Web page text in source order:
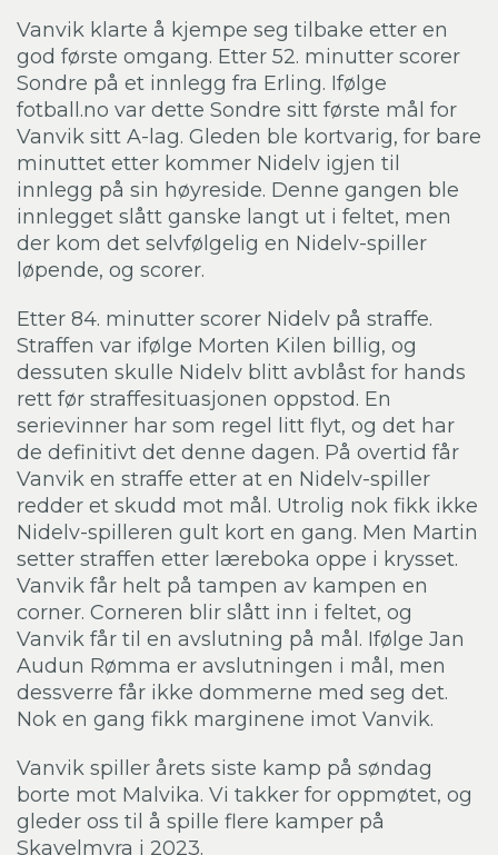
Vanvik klarte å kjempe seg tilbake etter en
god første omgang. Etter 52. minutter scorer
Sondre på et innlegg fra Erling. Ifølge
fotball.no var dette Sondre sitt første mål for
Vanvik sitt A-lag. Gleden ble kortvarig, for bare
minuttet etter kommer Nidelv igjen til
innlegg på sin høyreside. Denne gangen ble
innlegget slått ganske langt ut i feltet, men
der kom det selvfølgelig en Nidelv-spiller
løpende, og scorer.
Etter 84. minutter scorer Nidelv på straffe.
Straffen var ifølge Morten Kilen billig, og
dessuten skulle Nidelv blitt avblåst for hands
rett før straffesituasjonen oppstod. En
serievinner har som regel litt flyt, og det har
de definitivt det denne dagen. På overtid får
Vanvik en straffe etter at en Nidelv-spiller
redder et skudd mot mål. Utrolig nok fikk ikke
Nidelv-spilleren gult kort en gang. Men Martin
setter straffen etter læreboka oppe i krysset.
Vanvik får helt på tampen av kampen en
corner. Corneren blir slått inn i feltet, og
Vanvik får til en avslutning på mål. Ifølge Jan
Audun Rømma er avslutningen i mål, men
dessverre får ikke dommerne med seg det.
Nok en gang fikk marginene imot Vanvik.
Vanvik spiller årets siste kamp på søndag
borte mot Malvika. Vi takker for oppmøtet, og
gleder oss til å spille flere kamper på
Skavelmyra i 2023.